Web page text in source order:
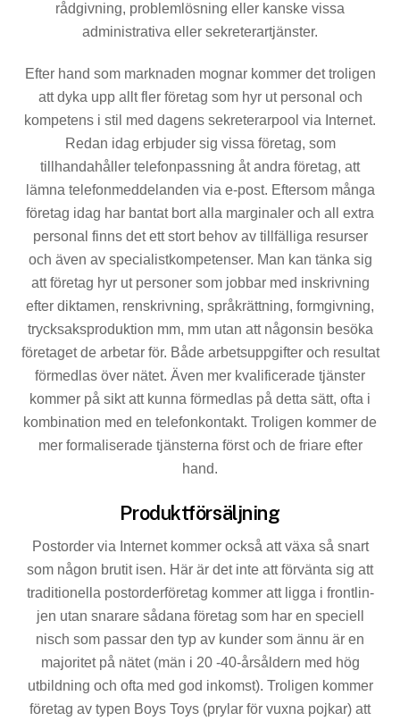
rådgivning, problemlösning eller kanske vissa
administra­tiva eller sekreterartjänster.
Efter hand som marknaden mognar kommer det troligen
att dyka upp allt fler företag som hyr ut personal och
kompetens i stil med dagens sekreterarpool via Internet.
Redan idag erbjuder sig vissa företag, som
tillhandahåller telefonpassning åt andra företag, att
lämna telefonmedde­landen via e-post. Eftersom många
företag idag har bantat bort alla marginaler och all extra
personal finns det ett stort behov av tillfälliga resurser
och även av specialistkom­petenser. Man kan tänka sig
att företag hyr ut personer som jobbar med inskrivning
efter diktamen, renskrivning, språk­rättning, formgivning,
trycksaksproduktion mm, mm utan att någonsin besöka
företaget de arbetar för. Både arbets­uppgifter och resultat
förmedlas över nätet. Även mer kvalificerade tjänster
kommer på sikt att kunna förmedlas på detta sätt, ofta i
kombination med en telefonkontakt. Troligen kommer de
mer formaliserade tjänsterna först och de friare efter
hand.
Produktförsäljning
Postorder via Internet kommer också att växa så snart
som någon brutit isen. Här är det inte att förvänta sig att
traditionella postorderföretag kommer att ligga i frontlin­
jen utan snarare sådana företag som har en speciell
nisch som passar den typ av kunder som ännu är en
majoritet på nätet (män i 20 -40-årsåldern med hög
utbildning och ofta med god inkomst). Troligen kommer
företag av typen Boys Toys (prylar för vuxna pojkar) att